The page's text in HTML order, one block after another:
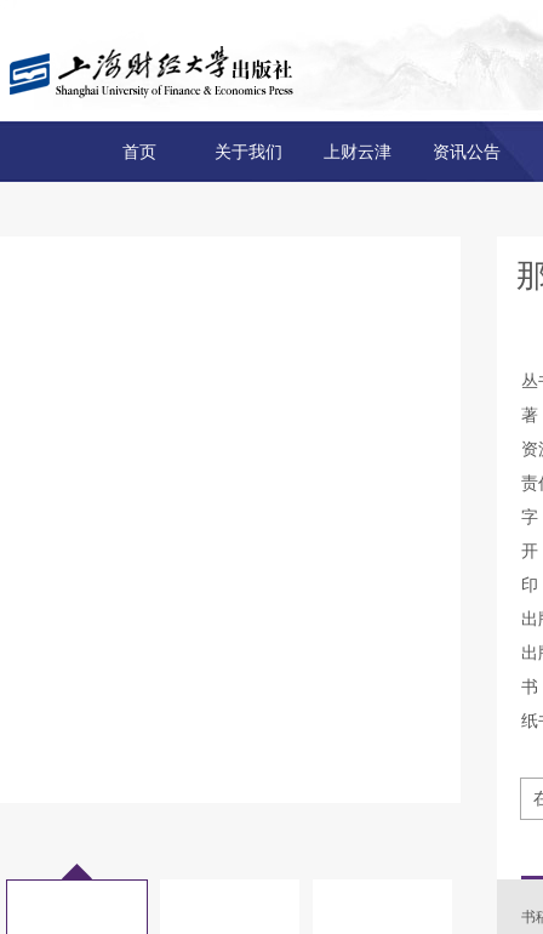
首页 关于我们 上财云津 资讯公告
丛
著
资
责
出
出
纸
书